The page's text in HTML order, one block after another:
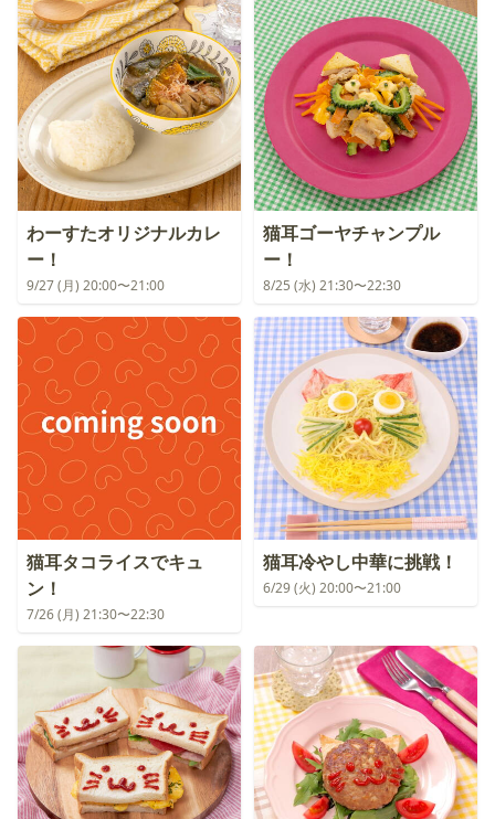
わーすたオリジナルカレ
ー！
9/27 (月) 20:00〜21:00
猫耳ゴーヤチャンプル
ー！
8/25 (水) 21:30〜22:30
猫耳タコライスでキュ
ン！
7/26 (月) 21:30〜22:30
猫耳冷やし中華に挑戦！
6/29 (火) 20:00〜21:00